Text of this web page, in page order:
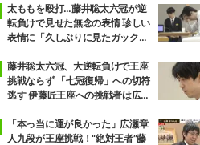
太ももを殴打…藤井聡太六冠が逆
転負けで見せた無念の表情 珍しい
表情に「久しぶりに見たガック
藤井聡太六冠、大逆転負けで王座
挑戦ならず 「七冠復帰」への切符
逃す 伊藤匠王座への挑戦者は広瀬
「本っ当に運が良かった」広瀬章
人九段が王座挑戦！“絶対王者”藤